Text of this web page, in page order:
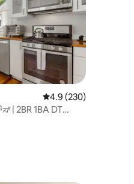
5 ರಲ್ಲಿ 4.9 ಸರಾಸರಿ
4.9 (230)
2BR 1BA DT